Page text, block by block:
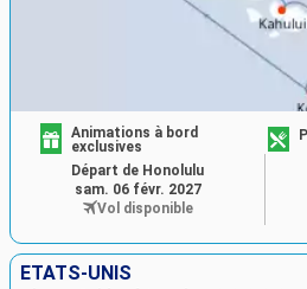
Animations à bord
exclusives
Départ de Honolulu
sam. 06 févr. 2027
Vol disponible
ÉTATS-UNIS